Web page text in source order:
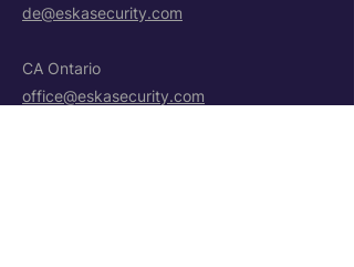
de@eskasecurity.com
CA Ontario
office@eskasecurity.com